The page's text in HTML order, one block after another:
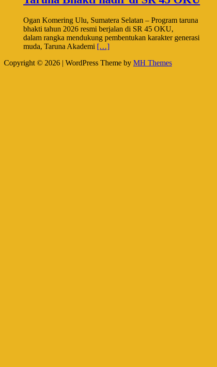
Ogan Komering Ulu, Sumatera Selatan – Program taruna
bhakti tahun 2026 resmi berjalan di SR 45 OKU,
dalam rangka mendukung pembentukan karakter generasi
muda, Taruna Akademi […]
Copyright © 2026 | WordPress Theme by MH Themes